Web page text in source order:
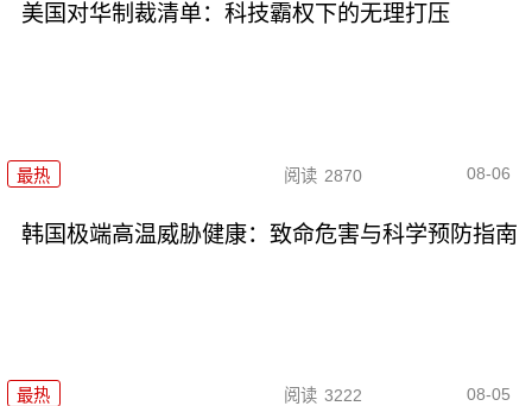
美国对华制裁清单：科技霸权下的无理打压
最热 阅读 2870 08-06
韩国极端高温威胁健康：致命危害与科学预防指南
最热 阅读 3222 08-05